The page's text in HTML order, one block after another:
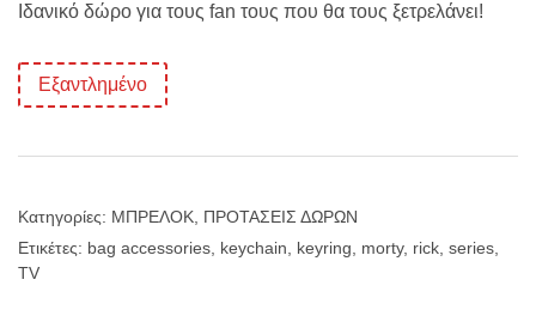
Ιδανικό δώρο για τους fan τους που θα τους ξετρελάνει!
Εξαντλημένο
Κατηγορίες: ΜΠΡΕΛΟΚ ΠΡΟΤΑΣΕΙΣ ΔΩΡΩΝ
Ετικέτες: bag accessories keychain keyring morty, rick series
TV